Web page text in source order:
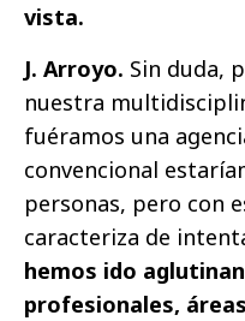
vista.
J. Arroyo. Sin duda,
nuestra
fuéramos una
convencional
personas, pero con
caracteriza de
hemos ido
profesionales,